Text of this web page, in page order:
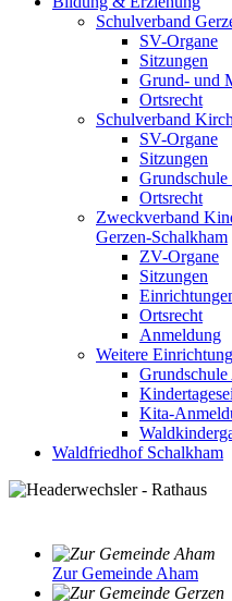
Schulverband
SV-Organe
Sitzungen
Grund- und
Ortsrecht
Schulverband
SV-Organe
Sitzungen
Ortsrecht
Zweckverband
Gerzen-Schalkham
ZV-Organe
Sitzungen
Ortsrecht
Anmeldung
Weitere
Grundschule
Kita-
Waldfriedhof Schalkham
Zur Gemeinde Aham